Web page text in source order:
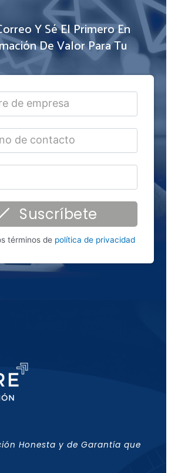
Y Sé El Primero En
De Valor Para Tu
Suscríbete
términos de política de privacidad
Honesta y de Garantía que